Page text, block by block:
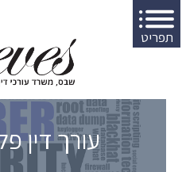
תפריט
עורך דין